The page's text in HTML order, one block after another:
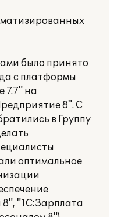
было принято
с платформы
7.7" на
8". С
в Группу
оптимальное
8", "1С:Зарплата